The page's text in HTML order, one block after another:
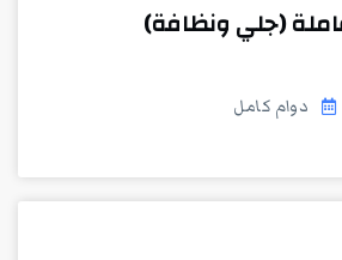
(جلي ونظافة)
دوام كامل